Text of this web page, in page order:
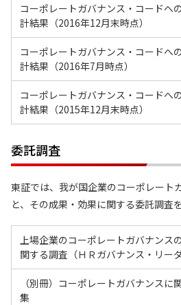
コーポレートガバナンス・コードへ
計結果（2016年12月末時点）
コーポレートガバナンス・コードへ
計結果（2016年7月時点）
コーポレートガバナンス・コードへ
計結果（2015年12月末時点）
委託調査
東証では、我が国企業のコーポレート
と、その成果・効果に関する委託調査
上場企業のコーポレートガバナンス
関する調査（ＨＲガバナンス・リーダ
（別冊）コーポレートガバナンスに
集